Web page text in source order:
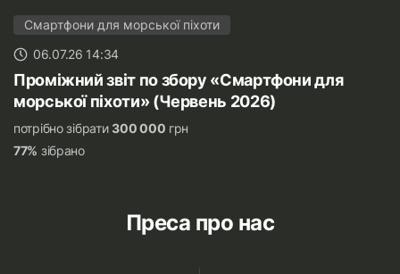
Смартфони для морської піхоти
06.07.26 14:34
Проміжний звіт по збору «Смартфони для
морської піхоти» (Червень 2026)
потрібно зібрати300 000 грн
77% зібрано
Преса про нас